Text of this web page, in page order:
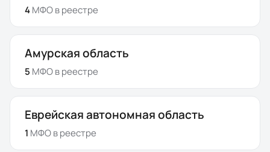
4МФОв реестре
Амурская область
5 МФОв реестре
Еврейская автономная область
1 МФОв реестре